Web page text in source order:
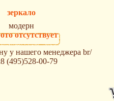
зеркало
модерн
у нашего менеджера br/
(495)528-00-79